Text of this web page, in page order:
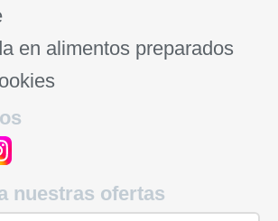
en alimentos preparados
nuestras ofertas